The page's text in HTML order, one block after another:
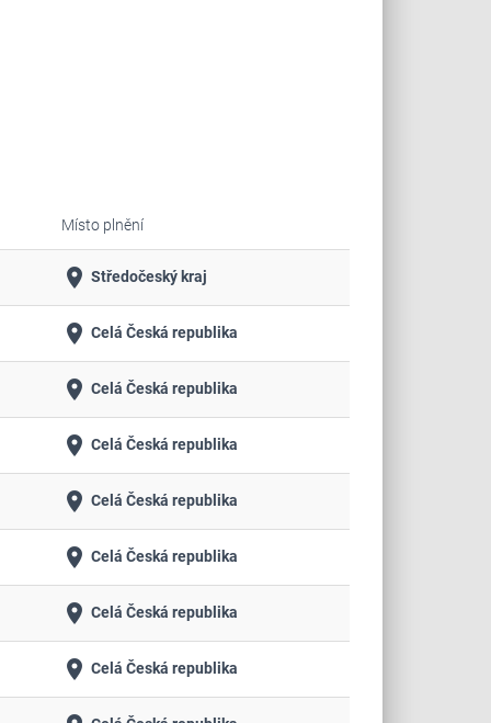
Místo plnění
place Středočeský kraj
place Celá Česká republika
place Celá Česká republika
place Celá Česká republika
place Celá Česká republika
place Celá Česká republika
place Celá Česká republika
place Celá Česká republika